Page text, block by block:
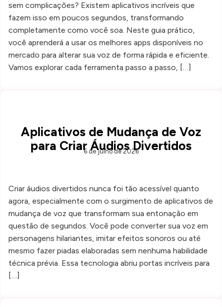
sem complicações? Existem aplicativos incríveis que
fazem isso em poucos segundos, transformando
completamente como você soa. Neste guia prático,
você aprenderá a usar os melhores apps disponíveis no
mercado para alterar sua voz de forma rápida e eficiente.
Vamos explorar cada ferramenta passo a passo, […]
Aplicativos de Mudança de Voz
para Criar Áudios Divertidos
6 de julho de 2026
Criar áudios divertidos nunca foi tão acessível quanto
agora, especialmente com o surgimento de aplicativos de
mudança de voz que transformam sua entonação em
questão de segundos. Você pode converter sua voz em
personagens hilariantes, imitar efeitos sonoros ou até
mesmo fazer piadas elaboradas sem nenhuma habilidade
técnica prévia. Essa tecnologia abriu portas incríveis para
[…]